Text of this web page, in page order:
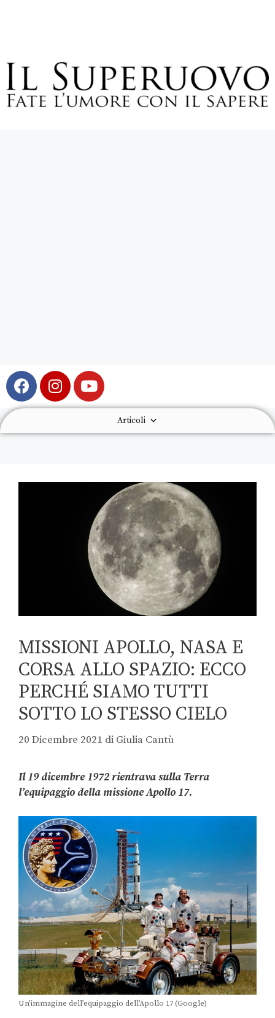
Articoli
MISSIONI APOLLO, NASA E
CORSA ALLO SPAZIO: ECCO
PERCHÉ SIAMO TUTTI
SOTTO LO STESSO CIELO
20 Dicembre 2021 di Giulia Cantù
Il 19 dicembre 1972 rientrava sulla Terra
l’equipaggio della missione Apollo 17.
Un’immagine dell’equipaggio dell’Apollo 17 (Google)